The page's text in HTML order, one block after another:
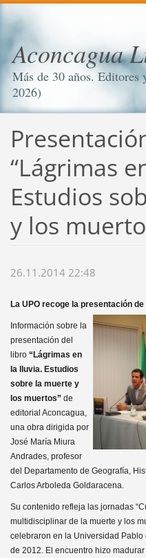
Aconcagua
Más de 30 años.
2026)
“Lágrimas
Estudios
y los
26.11.2014 22:48
La UPO recoge la presentación
Información sobre la
presentación del
libro “Lágrimas en
la lluvia. Estudios
sobre la muerte y
los muertos”de
editorial Aconcagua,
una obra dirigida por
José María Miura
Andrades, profesor
del Departamento de Geografía,
Carlos Arboleda Goldaracena.
Su contenido refleja las jornadas
multidisciplinar de la muerte y los
celebraron en la Universidad
de 2012. El encuentro hizo